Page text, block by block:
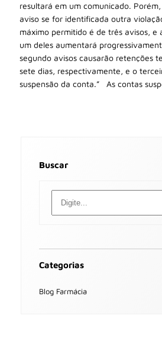
resultará em um comunicado.
aviso se for identificada outra
máximo permitido é de três avisos, e
um deles aumentará
segundo avisos causarão retenções
sete dias, respectivamente, e o
suspensão da conta.” As contas
Buscar
Categorias
Blog Farmácia